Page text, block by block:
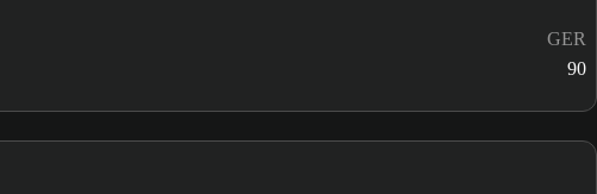
GER
90